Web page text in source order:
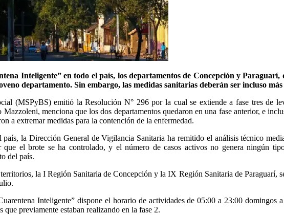
Inteligente” en todo el país, los departamentos de Concepción y
departamento. Sin embargo, las medidas sanitarias deberán ser incluso
(MSPyBS) emitió la Resolución N° 296 por la cual se extiende a fase tres de
menciona que los dos departamentos quedaron en una fase anterior, e
a extremar medidas para la contención de la enfermedad.
país, la Dirección General de Vigilancia Sanitaria ha remitido el análisis técnico
que el brote se ha controlado, y el número de casos activos no genera ningún
del país.
la I Región Sanitaria de Concepción y la IX Región Sanitaria de Paraguarí,
Inteligente” dispone el horario de actividades de 05:00 a 23:00 domingos
previamente estaban realizando en la fase 2.